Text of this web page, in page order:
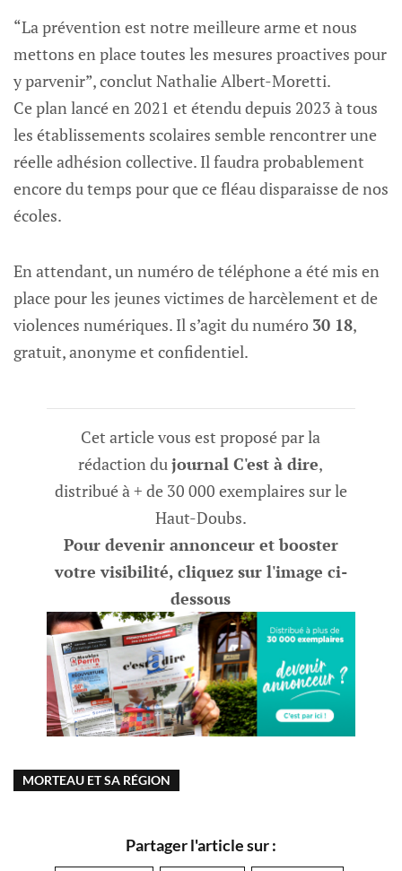
“La prévention est notre meilleure arme et nous
mettons en place toutes les mesures proactives pour
y parvenir”, conclut Nathalie Albert-Moretti.
Ce plan lancé en 2021 et étendu depuis 2023 à tous
les établissements scolaires semble rencontrer une
réelle adhésion collective. Il faudra probablement
encore du temps pour que ce fléau disparaisse de nos
écoles.
En attendant, un numéro de téléphone a été mis en
place pour les jeunes victimes de harcèlement et de
violences numériques. Il s’agit du numéro 30 18,
gratuit, anonyme et confidentiel.
Cet article vous est proposé par la
rédaction dujournal C'est à dire,
distribué à + de 30 000 exemplaires sur le
Haut-Doubs.
Pour devenir annonceur et booster
votre visibilité, cliquez sur l'image ci-
dessous
MORTEAU ET SA RÉGION
Partager l'article sur :